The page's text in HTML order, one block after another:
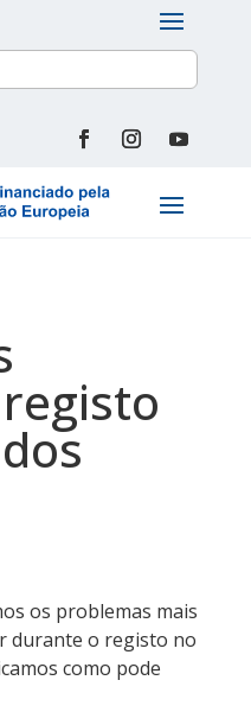
os problemas mais
durante o registo no
como pode